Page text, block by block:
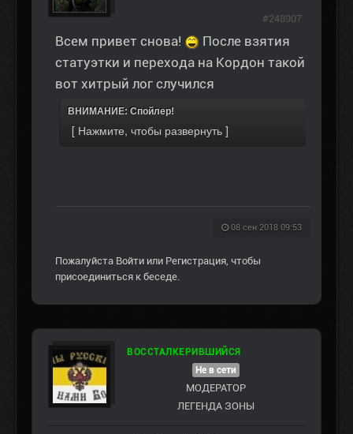
Всем привет снова!
После взятия
статуэтки и перехода на Кордон такой
вот хитрый лог случился
ВНИМАНИЕ: Спойлер!
08 сен 2018 09:53
#248907
Пожалуйста Войти или Регистрация, чтобы
присоединиться к беседе.
ВОССТАЛКЕРИВШИЙСЯ
Не в сети
МОДЕРАТОР
ЛЕГЕНДА ЗОНЫ